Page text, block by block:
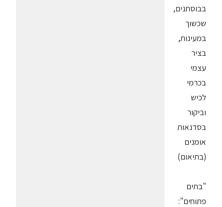
בבוסתנים,
שכשוך
במעינות,
בציר
עצמי
בכרמי
לכיש
וביקור
בסדנאות
אומנים
(בתיאום)
"בתים
פתוחים":